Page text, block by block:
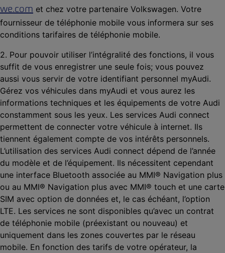
we.com et chez votre partenaire Volkswagen. Votre
fournisseur de téléphonie mobile vous informera sur ses
conditions tarifaires de téléphonie mobile.
2. Pour pouvoir utiliser l’intégralité des fonctions, il vous
suffit de vous enregistrer une seule fois; vous pouvez
aussi vous servir de votre identifiant personnel myAudi.
Gérez vos véhicules dans myAudi et vous aurez les
informations techniques et les équipements de votre Audi
constamment sous les yeux. Les services Audi connect
permettent de connecter votre véhicule à internet. Ils
tiennent également compte de vos intérêts personnels.
L’utilisation des services Audi connect dépend de l’année
du modèle et de l’équipement. Ils nécessitent cependant
une interface Bluetooth associée au MMI® Navigation plus
ou au MMI® Navigation plus avec MMI® touch et une carte
SIM avec option de données et, le cas échéant, l’option
LTE. Les services ne sont disponibles qu’avec un contrat
de téléphonie mobile (préexistant ou nouveau) et
uniquement dans les zones couvertes par le réseau
mobile. En fonction des tarifs de votre opérateur, la